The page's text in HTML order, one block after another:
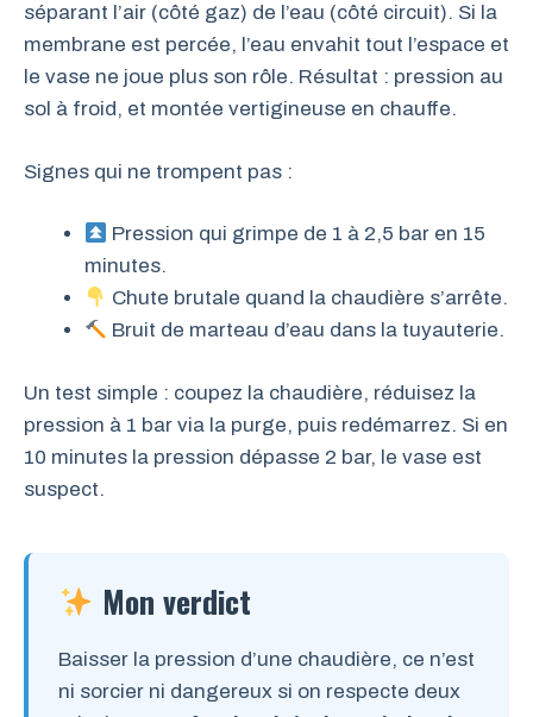
séparant l’air (côté gaz) de l’eau (côté circuit). Si la
membrane est percée, l’eau envahit tout l’espace et
le vase ne joue plus son rôle. Résultat : pression au
sol à froid, et montée vertigineuse en chauffe.
Signes qui ne trompent pas :
Pression qui grimpe de 1 à 2,5 bar en 15
minutes.
Chute brutale quand la chaudière s’arrête.
Bruit de marteau d’eau dans la tuyauterie.
Un test simple : coupez la chaudière, réduisez la
pression à 1 bar via la purge, puis redémarrez. Si en
10 minutes la pression dépasse 2 bar, le vase est
suspect.
Mon verdict
Baisser la pression d’une chaudière, ce n’est
ni sorcier ni dangereux si on respecte deux